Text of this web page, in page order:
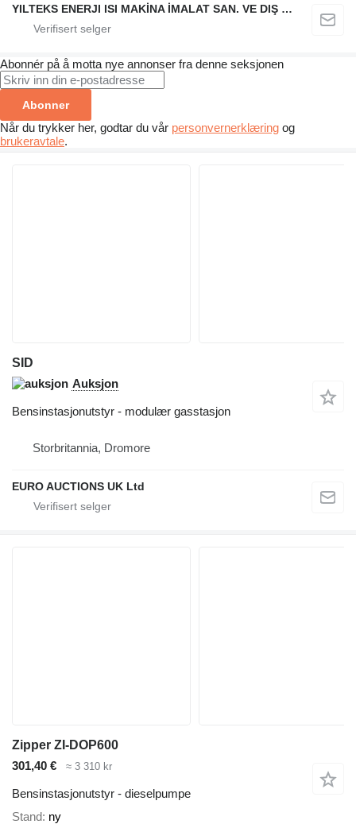
YILTEKS ENERJI ISI MAKİNA İMALAT SAN. VE DIŞ TİC. LTD. ŞTİ.
Abonnér på å motta nye annonser fra denne seksjonen
Abonner
Når du trykker her, godtar du vår personvernerklæring og
brukeravtale.
SID
Auksjon
Bensinstasjonutstyr - modulær gasstasjon
Storbritannia, Dromore
EURO AUCTIONS UK Ltd
Zipper ZI-DOP600
301,40 €
≈ 3 310 kr
Bensinstasjonutstyr - dieselpumpe
Stand ny